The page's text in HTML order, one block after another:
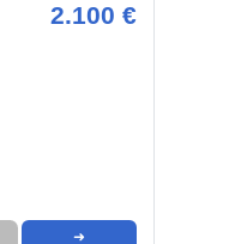
2.100 €
➜